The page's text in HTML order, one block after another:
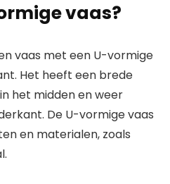
vaas?
vaas met een U-vormige
Het heeft een brede
het midden en weer
De U-vormige vaas
en materialen, zoals